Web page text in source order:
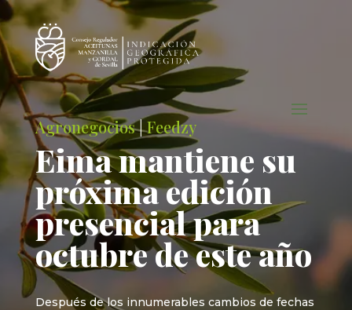
Agronegocios|Feedzy
Eima mantiene su
próxima edición
presencial para
octubre de este año
Después de los innumerables cambios de fechas